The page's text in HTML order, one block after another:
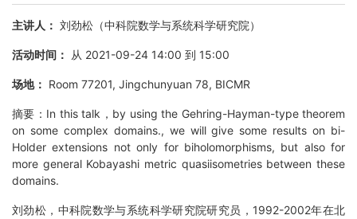
主讲人： 刘劲松（中科院数学与系统科学研究院）
活动时间： 从 2021-09-24 14:00 到 15:00
场地： Room 77201, Jingchunyuan 78, BICMR
摘要：In this talk，by using the Gehring-Hayman-type theorem
on some complex domains., we will give some results on bi-
Holder extensions not only for biholomorphisms, but also for
more general Kobayashi metric quasiisometries between these
domains.
刘劲松，中科院数学与系统科学研究院研究员，1992-2002年在北